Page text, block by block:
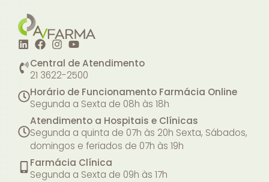
Central de Atendimento
21 3622-2500
Horário de Funcionamento Farmácia Online
Segunda a Sexta de 08h às 18h
Atendimento a Hospitais e Clínicas
Segunda a quinta de 07h às 20h Sexta, Sábados,
domingos e feriados de 07h às 19h
Farmácia Clínica
Segunda a Sexta de 09h às 17h